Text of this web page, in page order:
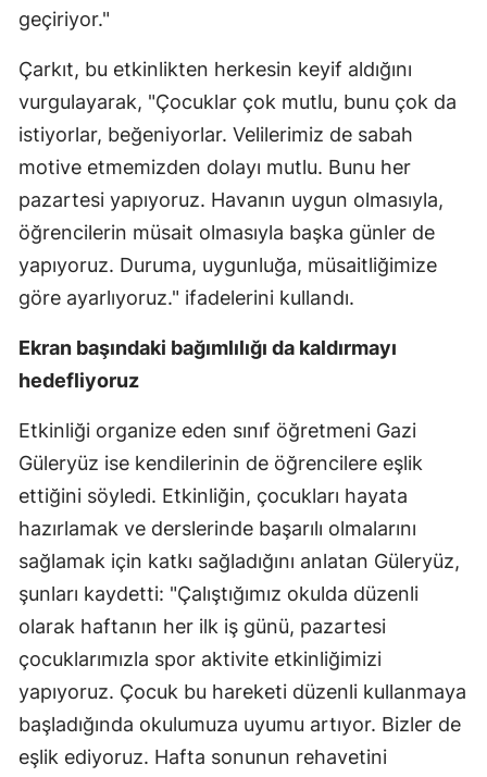
geçiriyor."
Çarkıt, bu etkinlikten herkesin keyif aldığını
vurgulayarak, "Çocuklar çok mutlu, bunu çok da
istiyorlar, beğeniyorlar. Velilerimiz de sabah
motive etmemizden dolayı mutlu. Bunu her
pazartesi yapıyoruz. Havanın uygun olmasıyla,
öğrencilerin müsait olmasıyla başka günler de
yapıyoruz. Duruma, uygunluğa, müsaitliğimize
göre ayarlıyoruz." ifadelerini kullandı.
Ekran başındaki bağımlılığı da kaldırmayı
hedefliyoruz
Etkinliği organize eden sınıf öğretmeni Gazi
Güleryüz ise kendilerinin de öğrencilere eşlik
ettiğini söyledi. Etkinliğin, çocukları hayata
hazırlamak ve derslerinde başarılı olmalarını
sağlamak için katkı sağladığını anlatan Güleryüz,
şunları kaydetti: "Çalıştığımız okulda düzenli
olarak haftanın her ilk iş günü, pazartesi
çocuklarımızla spor aktivite etkinliğimizi
yapıyoruz. Çocuk bu hareketi düzenli kullanmaya
başladığında okulumuza uyumu artıyor. Bizler de
eşlik ediyoruz. Hafta sonunun rehavetini